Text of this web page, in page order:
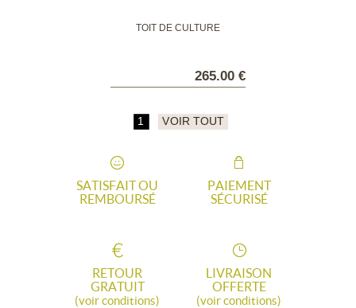
TOIT DE CULTURE
265.00 €
1 VOIR TOUT
SATISFAIT OU
REMBOURSÉ
PAIEMENT
SÉCURISÉ
RETOUR
GRATUIT
(voir conditions)
LIVRAISON
OFFERTE
(voir conditions)